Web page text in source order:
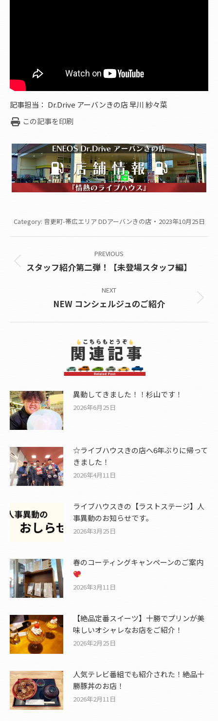
記事担当： Dr.Drive アーバンきの店 早川 紗々菜
この記事を印刷
Category: 音更町-帯広エリア DDアーバンきの店 2023年10月25日
navigation
PREVIOUS
Previous
スタッフ紹介第二弾！【未登場スタッフ編】
NEXT
Next
NEW コンシェルジュのご紹介
異動してきました！！杉山です！
2026年6月25日
☆ライブハウスきの店へ6年ぶりに帰って
きました！
2026年4月11日
ライブハウスきの【ラストステージ】人
事異動のお知らせです。
2026年3月25日
春のコーティングキャンペーンのご案内
2026年3月11日
【絶品定番スイーツ】十勝でプリンが美
味しいオシャレなお店をご紹介！
2026年2月25日
人気テレビ番組でも紹介された！絶品十
勝豚丼のお店！
2026年2月11日